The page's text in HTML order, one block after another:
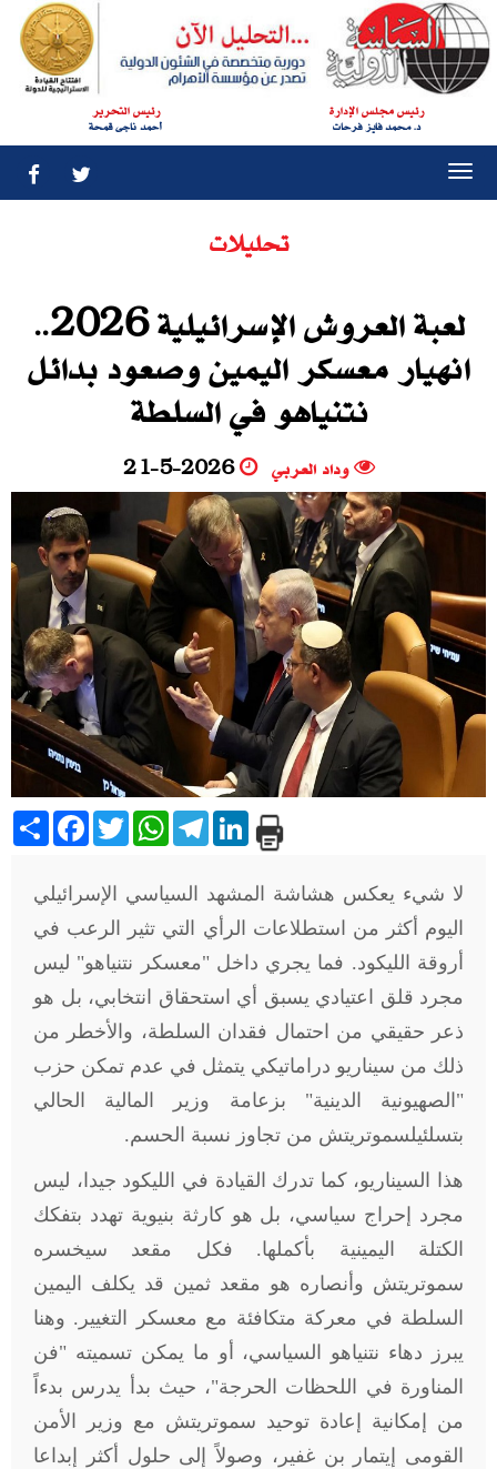
رئيس مجلس الإدارة
د. محمد فايز فرحات
رئيس التحرير
أحمد ناجى قمحة
تحليلات
لعبة العروش الإسرائيلية 2026..
انهيار معسكر اليمين وصعود بدائل
نتنياهو في السلطة
وداد العربي 21-5-2026
Share Facebook
TwitterWhatsAppTelegramLinkedIn
لا شيء يعكس هشاشة المشهد السياسي الإسرائيلي
اليوم أكثر من استطلاعات الرأي التي تثير الرعب في
أروقة الليكود. فما يجري داخل "معسكر نتنياهو" ليس
مجرد قلق اعتيادي يسبق أي استحقاق انتخابي، بل هو
ذعر حقيقي من احتمال فقدان السلطة، والأخطر من
ذلك من سيناريو دراماتيكي يتمثل في عدم تمكن حزب
"الصهيونية الدينية" بزعامة وزير المالية الحالي
بتسلئيلسموتريتش من تجاوز نسبة الحسم.
هذا السيناريو، كما تدرك القيادة في الليكود جيدا، ليس
مجرد إحراج سياسي، بل هو كارثة بنيوية تهدد بتفكك
الكتلة اليمينية بأكملها. فكل مقعد سيخسره
سموتريتش وأنصاره هو مقعد ثمين قد يكلف اليمين
السلطة في معركة متكافئة مع معسكر التغيير. وهنا
يبرز دهاء نتنياهو السياسي، أو ما يمكن تسميته "فن
المناورة في اللحظات الحرجة"، حيث بدأ يدرس بدءاً
من إمكانية إعادة توحيد سموتريتش مع وزير الأمن
القومى إيتمار بن غفير، وصولاً إلى حلول أكثر إبداعا